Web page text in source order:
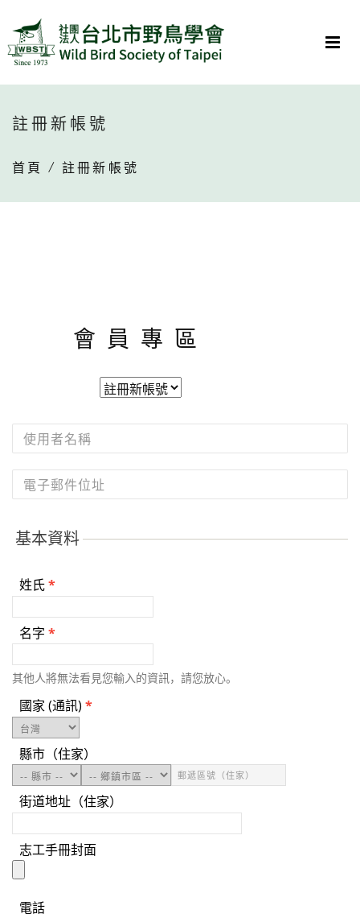
註冊新帳號
首頁 / 註冊新帳號
會員專區
主要索引標籤
基本資料
姓氏*
名字 *
其他人將無法看見您輸入的資訊，請您放心。
國家 (通訊) *
縣市（住家）
街道地址（住家）
志工手冊封面
電話